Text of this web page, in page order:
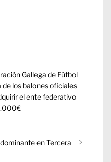
Gallega de Fútbol
los balones oficiales
el ente federativo
en Tercera